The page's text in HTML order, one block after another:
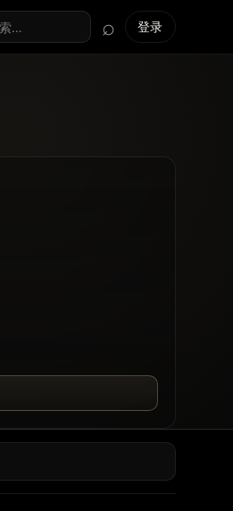
搜索全站
⌕ 登录